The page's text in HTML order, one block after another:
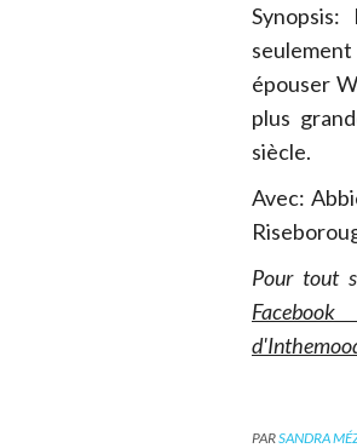
épouser
plus
siècle.
Avec:
Pour tout
Facebook
PARSANDRA